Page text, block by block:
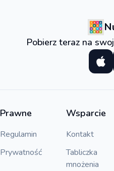
Pobierz teraz na
Prawne
Regulamin
Prywatność
Wsparcie
Kontakt
Tabliczka
mnożenia